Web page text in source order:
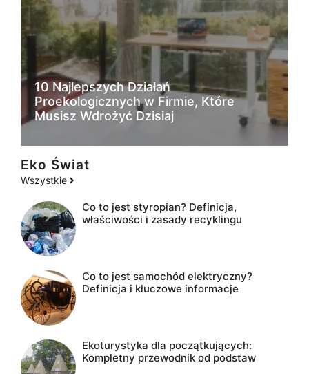
10 Najlepszych Działań
Proekologicznych w Firmie, Które
Musisz Wdrożyć Dzisiaj
Eko Świat
Wszystkie
Co to jest styropian? Definicja,
właściwości i zasady recyklingu
Co to jest samochód elektryczny?
Definicja i kluczowe informacje
Ekoturystyka dla początkujących:
Kompletny przewodnik od podstaw